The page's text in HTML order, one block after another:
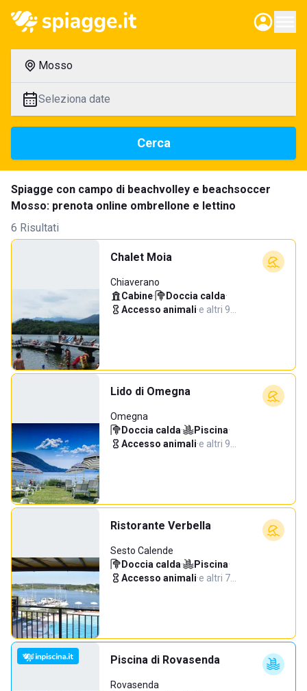
Mosso
Seleziona date
Cerca
Spiagge con campo di beachvolley e beachsoccer
Mosso: prenota online ombrellone e lettino
6 Risultati
Chalet Moia
Chiaverano
Cabine· Doccia calda·
Accesso animali·e altri 9…
Lido di Omegna
Omegna
Doccia calda· Piscina·
Accesso animali·e altri 9…
Ristorante Verbella
Sesto Calende
Doccia calda· Piscina·
Accesso animali·e altri 7…
Piscina di Rovasenda
Rovasenda